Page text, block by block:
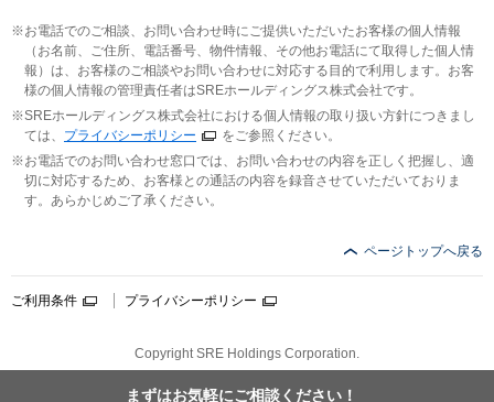
まずはお気軽にご相談ください！
お電話でのご相談、お問い合わせ時にご提供いただいたお客様の個人情報
（お名前、ご住所、電話番号、物件情報、その他お電話にて取得した個人情
報）は、お客様のご相談やお問い合わせに対応する目的で利用します。お客
様の個人情報の管理責任者はSREホールディングス株式会社です。
SREホールディングス株式会社における個人情報の取り扱い方針につきまし
ては、 プライバシーポリシー
をご参照ください。
お電話でのお問い合わせ窓口では、お問い合わせの内容を正しく把握し、適
切に対応するため、お客様との通話の内容を録音させていただいておりま
す。あらかじめご了承ください。
ページトップへ戻る
ご利用条件 プライバシーポリシー
Copyright SRE Holdings Corporation.